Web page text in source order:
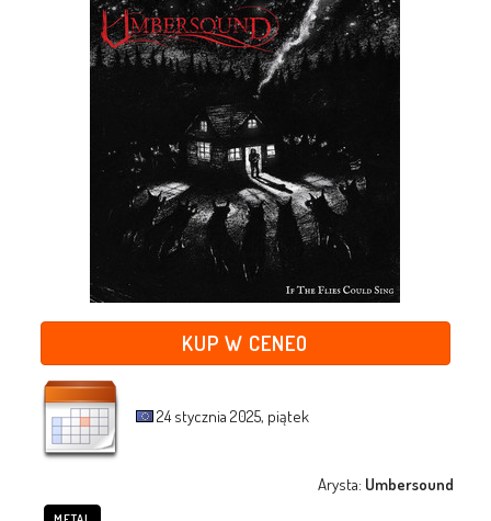
KUP W CENEO
24 stycznia 2025, piątek
Arysta: Umbersound